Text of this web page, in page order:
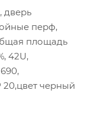
перф,
площадь
42U,
20,цвет черный